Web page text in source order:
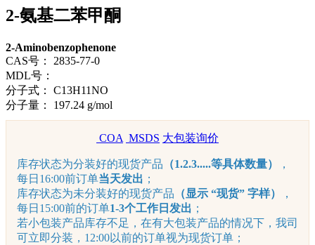
2-氨基二苯甲酮
2-Aminobenzophenone
CAS号：
2835-77-0
MDL号：
分子式：
C13H11NO
分子量：
197.24 g/mol
COA MSDS 大包装询价
库存状态为分装好的现货产品 （1.2.3.....等具体数量）
，
每日16:00前订单当天发出 ；
库存状态为未分装好的现货产品 （显示 “现货” 字样）
，
每日15:00前的订单1-3个工作日发出 ；
若小包装产品库存不足，在有大包装产品的情况下，我司
可立即分装，12:00以前的订单视为现货订单；